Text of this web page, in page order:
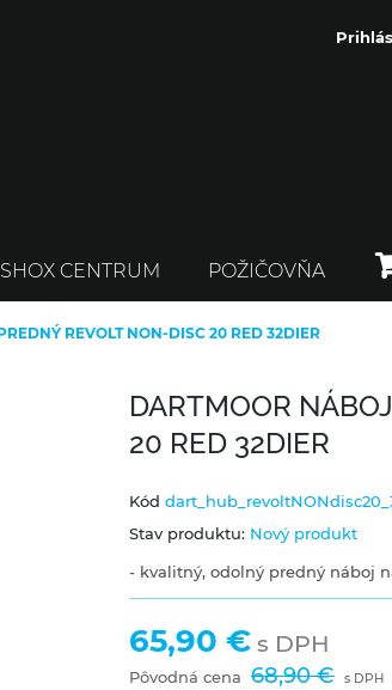
CENTRUM POŽIČOVŇA
REVOLT NON-DISC 20 RED 32DIER
DARTMOOR
20 RED 32DIER
Kód
Stav produktu: Nový produkt
- kvalitný, odolný predný náboj
65,90 € s DPH
Pôvodná cena 68,90 € s DPH